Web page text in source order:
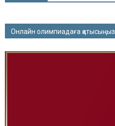
Онлайн олимпиадаға қатысыңыз